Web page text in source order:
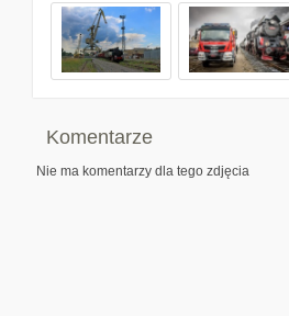
Komentarze
Nie ma komentarzy dla tego zdjęcia